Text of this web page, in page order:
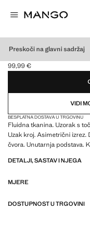
Preskoči na glavni sadržaj
ASIMETRIČNA
Trenutačna cijena [99,99 € ]
99,99 €
Odaberite boju
VIDI
BESPLATNA DOSTAVA U TRGOVINU
Fluidna tkanina. Uzorak s
Uzak kroj. Asimetrični izrez.
čvora. Unutarnja podstava.
DETALJI, SASTAV I NJEGA
MJERE
DOSTUPNOST U TRGOVINI